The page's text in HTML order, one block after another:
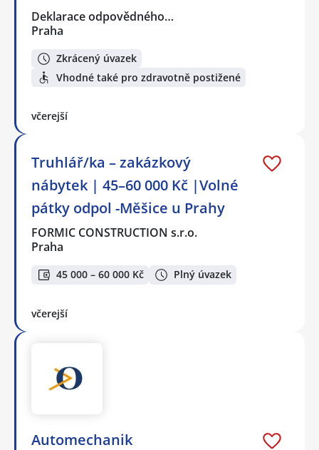
Deklarace odpovědného…
Praha
Zkrácený úvazek
Vhodné také pro zdravotně postižené
včerejší
Truhlář/ka – zakázkový
nábytek | 45–60 000 Kč |Volné
pátky odpol -Měšice u Prahy
FORMIC CONSTRUCTION s.r.o.
Praha
45 000 – 60 000 Kč Plný úvazek
včerejší
Automechanik